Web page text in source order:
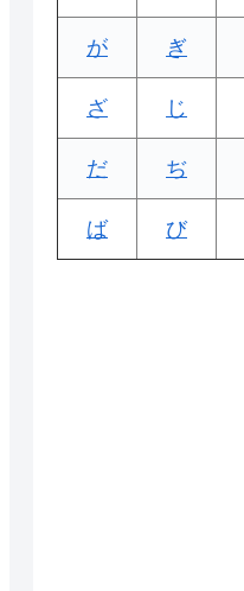
が ぎ
ざ じ
だ ぢ
ば び